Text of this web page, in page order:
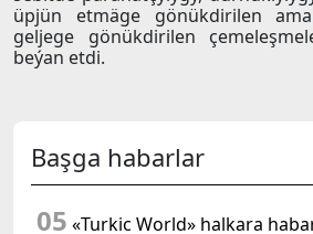
üpjün etmäge gönükdirilen
geljege gönükdirilen
beýan etdi.
Başga habarlar
05 «Turkic World» halkara